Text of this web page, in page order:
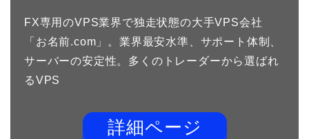
FX専用のVPS業界で独走状態の大手VPS会社
「お名前.com」。業界最安水準、サポート体制、
サーバーの安定性。多くのトレーダーから選ばれ
るVPS
詳細ページ